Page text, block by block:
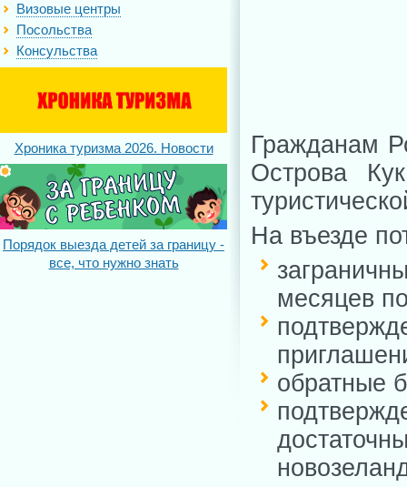
Визовые центры
Посольства
Консульства
Хроника туризма 2026. Новости
Порядок выезда детей за границу -
все, что нужно знать
Гражданам
Острова
На въезде
месяцев
обратные